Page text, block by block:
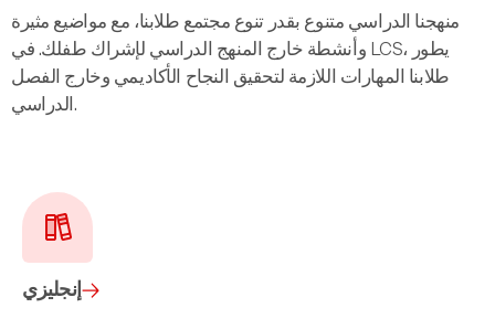
منهجنا الدراسي متنوع بقدر تنوع مجتمع طلابنا، مع مواضيع مثيرة
وأنشطة خارج المنهج الدراسي لإشراك طفلك. في LCS، يطور
طلابنا المهارات اللازمة لتحقيق النجاح الأكاديمي وخارج الفصل
الدراسي.
إنجليزي